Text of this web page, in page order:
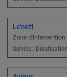
Lc'nett
Zone d'intervention
Service : Dératisation